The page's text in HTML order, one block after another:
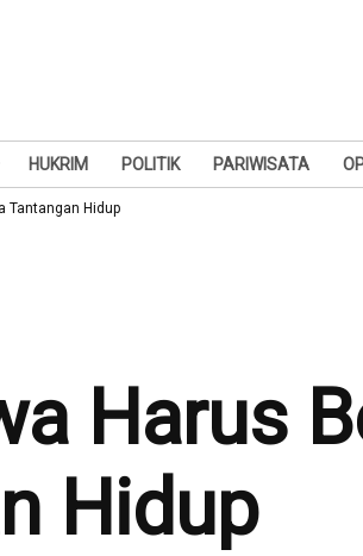
HUKRIM POLITIK PARIWISATA
Tantangan Hidup
Harus
Hidup